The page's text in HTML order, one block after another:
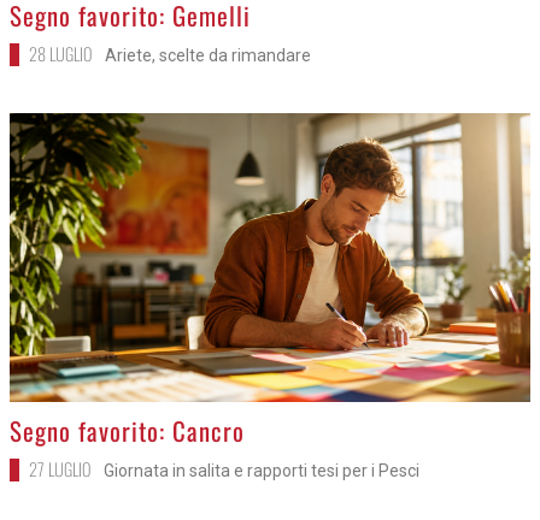
Segno favorito: Gemelli
28 LUGLIO Ariete, scelte da rimandare
>
Segno favorito: Cancro
27 LUGLIO Giornata in salita e rapporti tesi per i Pesci